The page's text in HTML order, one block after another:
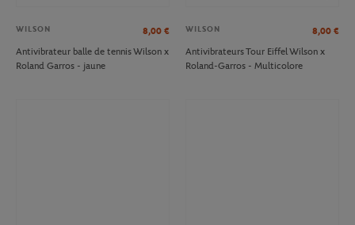
WILSON 8,00 €
Antivibrateur balle de tennis Wilson x
Roland Garros - jaune
WILSON 8,00 €
Antivibrateurs Tour Eiffel Wilson x
Roland-Garros - Multicolore